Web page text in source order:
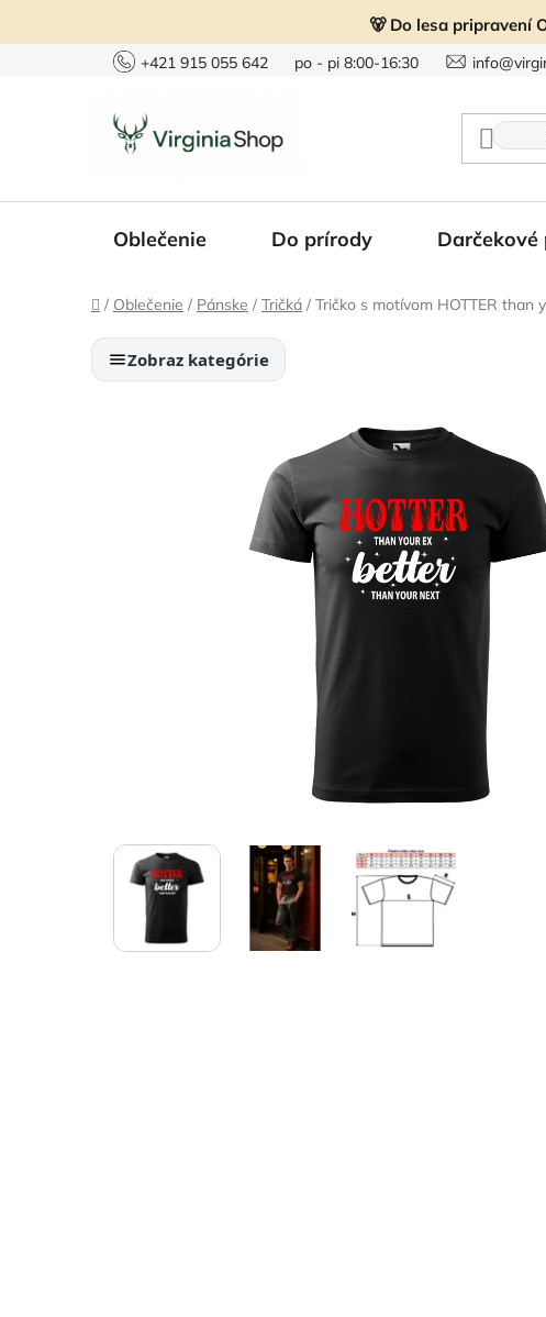
🐻 Do lesa pripravení
+421 915 055 642 po - pi 8:00-16:30
Oblečenie Do prírody Darčekové
Domov
/ Oblečenie / Pánske / Tričká / Tričko s motívom HOTTER
Zobraz kategórie